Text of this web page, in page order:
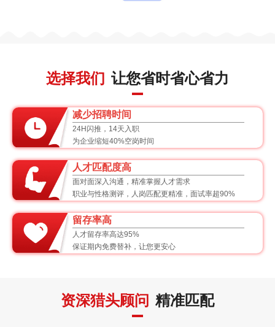
选择我们 让您省时省心省力
减少招聘时间
24H闪推，14天入职
为企业缩短40%空岗时间
人才匹配度高
面对面深入沟通，精准掌握人才需求
职业与性格测评，人岗匹配更精准，面试率超90%
留存率高
人才留存率高达95%
保证期内免费替补，让您更安心
资深猎头顾问 精准匹配